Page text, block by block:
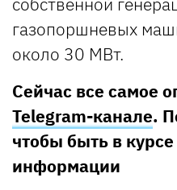
газопоршневых
около 30 МВт.
Сейчас все самое
Telegram-канале.
чтобы быть в
информации